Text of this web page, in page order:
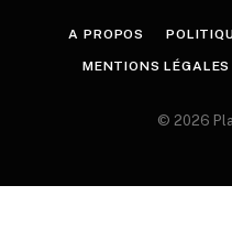
A PROPOS
MENTIONS LÉGALES
© 2026